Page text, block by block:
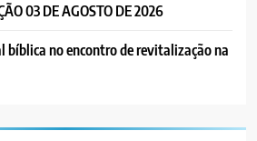
03 DE AGOSTO DE 2026
bíblica no encontro de revitalização na